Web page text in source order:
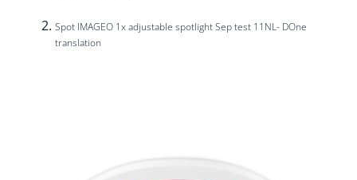
Spot IMAGEO 1x adjustable spotlight Sep test 11NL- DOne
translation